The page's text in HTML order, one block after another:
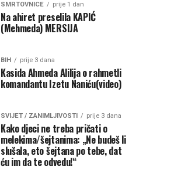
SMRTOVNICE prije 1 dan
Na ahiret preselila KAPIĆ
(Mehmeda) MERSIJA
BIH prije 3 dana
Kasida Ahmeda Alilija o rahmetli
komandantu Izetu Naniću(video)
SVIJET / ZANIMLJIVOSTI prije 3 dana
Kako djeci ne treba pričati o
melekima/šejtanima: „Ne budeš li
slušala, eto šejtana po tebe, dat
ću im da te odvedu!“